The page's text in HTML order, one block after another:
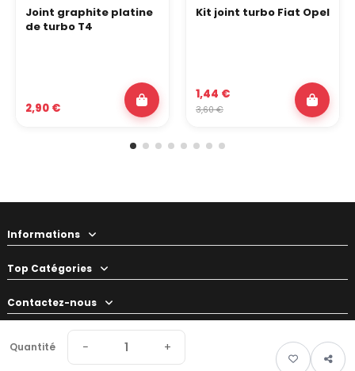
Quantité − +
Joint graphite platine
de turbo T4
2,90 €
Kit joint turbo Fiat Opel
1,44 €
3,60 €
Informations
Top Catégories
Contactez-nous
Votre préparateur